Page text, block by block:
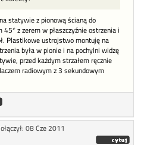
statywie z pionową ścianą do
z zerem w płaszczyźnie ostrzenia i
Plastikowe ustrojstwo montuję na
była w pionie i na pochylni widzę
przed każdym strzałem ręcznie
radiowym z 3 sekundowym
08 Cze 2011